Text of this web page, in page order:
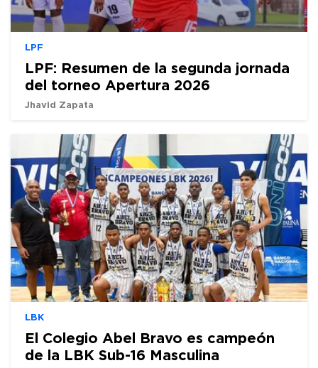
LPF
LPF: Resumen de la segunda jornada
del torneo Apertura 2026
Jhavid Zapata
LBK
El Colegio Abel Bravo es campeón
de la LBK Sub-16 Masculina